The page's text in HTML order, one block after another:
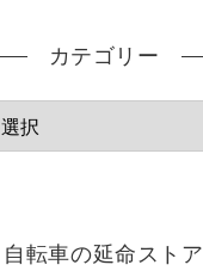
カテゴリー
自転車の延命ストア